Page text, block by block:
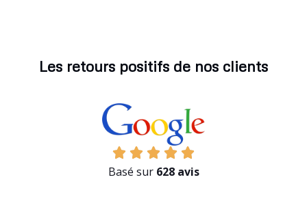
Les retours positifs de nos clients
Basé sur 628 avis